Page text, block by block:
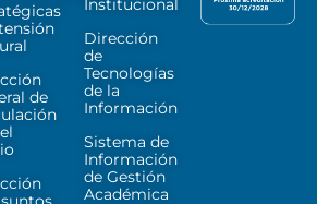
de
Institucional
Dirección
de
Tecnologías
de la
Información
Sistema de
Información
de Gestión
Académica